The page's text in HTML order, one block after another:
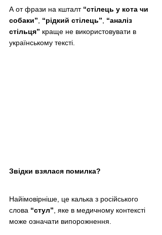
А от фрази на кшталт “стілець у кота чи
собаки”, “рідкий стілець”, “аналіз
стільця” краще не використовувати в
українському тексті.
Звідки взялася помилка?
Найімовірніше, це калька з російського
слова “стул” , яке в медичному контексті
може означати випорожнення.